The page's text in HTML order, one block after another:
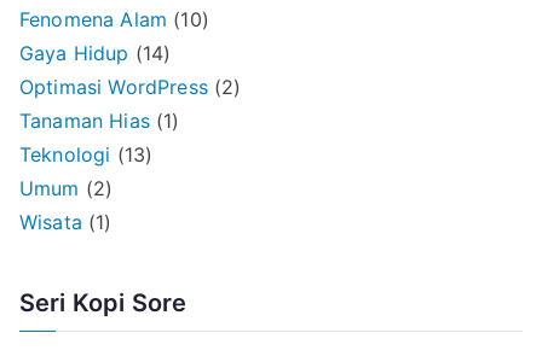
Fenomena Alam (10)
Gaya Hidup (14)
Optimasi WordPress(2)
Tanaman Hias(1)
Teknologi (13)
Umum (2)
Wisata (1)
Seri Kopi Sore